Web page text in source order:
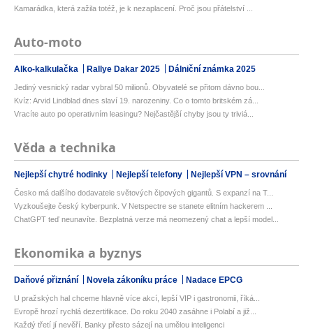
Kamarádka, která zažila totéž, je k nezaplacení. Proč jsou přátelství ...
Auto-moto
Alko-kalkulačka Rallye Dakar 2025 Dálniční známka 2025
Jediný vesnický radar vybral 50 milionů. Obyvatelé se přitom dávno bou...
Kvíz: Arvid Lindblad dnes slaví 19. narozeniny. Co o tomto britském zá...
Vracíte auto po operativním leasingu? Nejčastější chyby jsou ty triviá...
Věda a technika
Nejlepší chytré hodinky Nejlepší telefony Nejlepší VPN – srovnání
Česko má dalšího dodavatele světových čipových gigantů. S expanzí na T...
Vyzkoušejte český kyberpunk. V Netspectre se stanete elitním hackerem ...
ChatGPT teď neunavíte. Bezplatná verze má neomezený chat a lepší model...
Ekonomika a byznys
Daňové přiznání Novela zákoníku práce Nadace EPCG
U pražských hal chceme hlavně více akcí, lepší VIP i gastronomii, říká...
Evropě hrozí rychlá dezertifikace. Do roku 2040 zasáhne i Polabí a již...
Každý třetí jí nevěří. Banky přesto sázejí na umělou inteligenci